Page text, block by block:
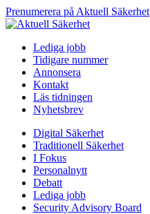
Prenumerera på Aktuell Säkerhet
Lediga jobb
Tidigare nummer
Annonsera
Kontakt
Läs tidningen
Nyhetsbrev
Digital Säkerhet
Traditionell Säkerhet
I Fokus
Personalnytt
Debatt
Lediga jobb
Security Advisory Board